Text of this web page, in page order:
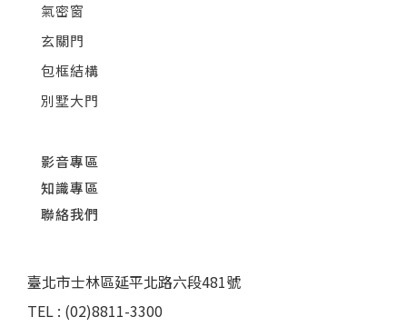
氣密窗
玄關門
包框結構
別墅大門
影音專區
知識專區
聯絡我們
臺北市士林區延平北路六段481號
TEL : (02)8811-3300